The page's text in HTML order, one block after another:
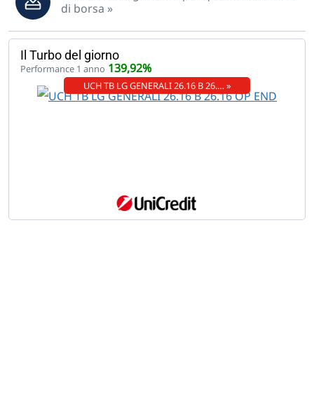
di borsa »
Il Turbo del giorno
Performance 1 anno 139,92%
UCH TB LG GENERALI 26.16 B 26.… »